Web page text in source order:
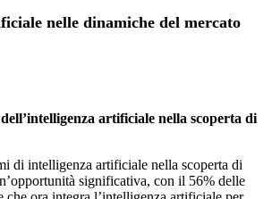
nelle dinamiche del mercato
artificiale nella scoperta di
di intelligenza artificiale nella scoperta di
significativa, con il 56% delle